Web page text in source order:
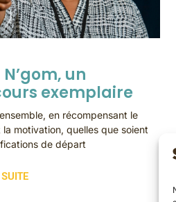
un
exemplaire
en récompensant le
motivation, quelles que soient
de départ